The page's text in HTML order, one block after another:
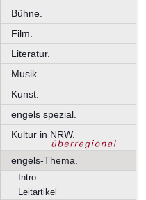
Bühne.
Film.
Literatur.
Musik.
Kunst.
engels spezial.
Kultur in NRW.
engels-Thema.
Intro
Leitartikel